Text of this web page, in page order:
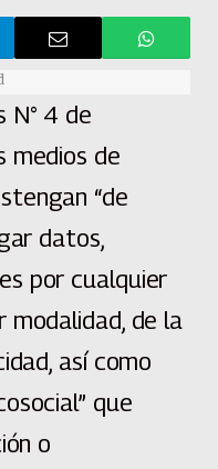
N° 4 de
medios de
“de
datos,
por cualquier
modalidad, de la
así como
que
o